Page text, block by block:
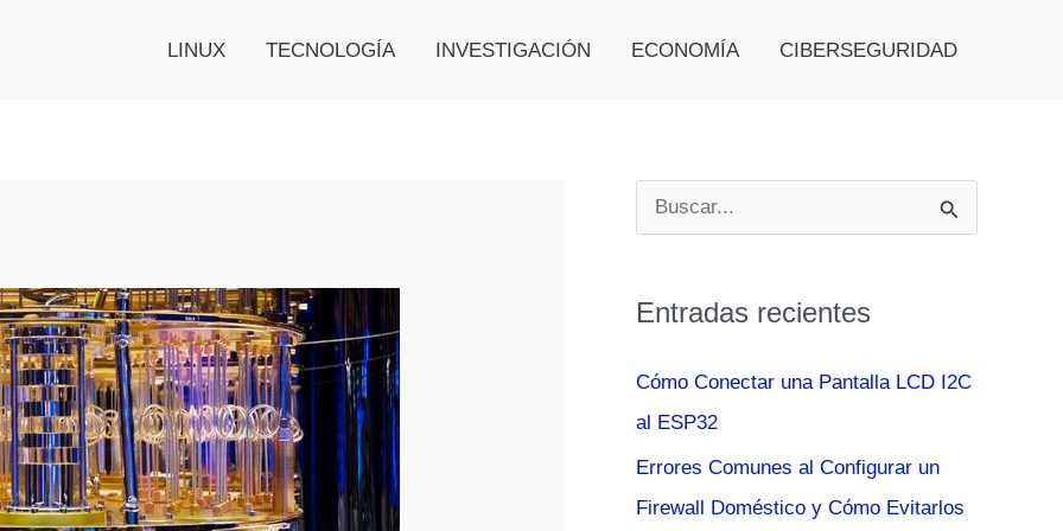
LINUX TECNOLOGÍA INVESTIGACIÓN ECONOMÍA CIBERSEGURIDAD
u
c
o
r
Entradas recientes
Cómo Conectar una Pantalla LCD I2C
al ESP32
Errores Comunes al Configurar un
Firewall Doméstico y Cómo Evitarlos